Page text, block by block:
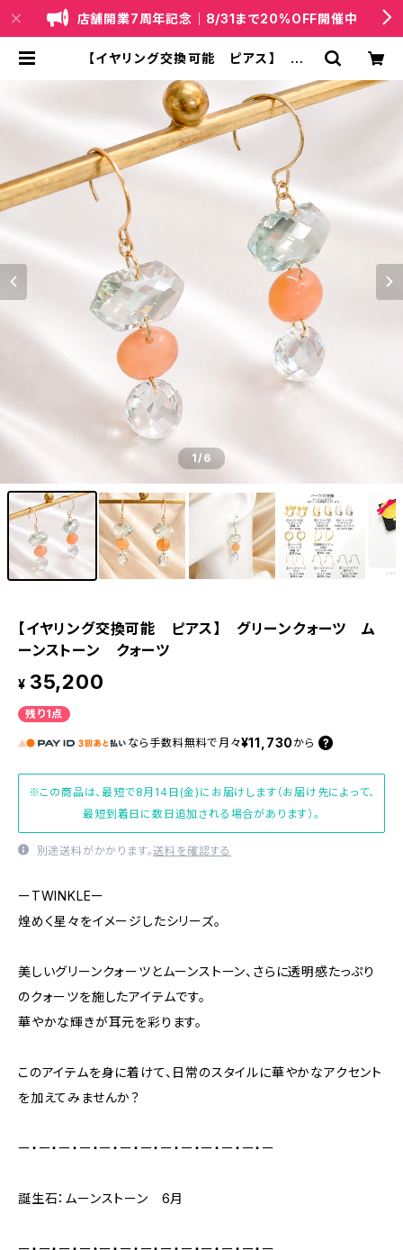
店舗開業7周年記念｜8/31まで20%OFF開催中
【イヤリング交換可能 ピアス】 グリ
ーツ | 天然石・国産ビーズジュエリー
｜lapis（ラピス）
1/6
【イヤリング交換可能 ピアス】 グリーンクォーツ ム
ーンストーン クォーツ
¥ 35,200
残り1点
なら 手数料無料で 月々¥11,730 から
※この商品は、最短で8月14日(金)にお届けします（お届け先によって、
最短到着日に数日追加される場合があります）。
別途送料がかかります。送料を確認する
ーTWINKLEー
煌めく星々をイメージしたシリーズ。
美しいグリーンクォーツとムーンストーン、さらに透明感たっぷり
のクォーツを施したアイテムです。
華やかな輝きが耳元を彩ります。
このアイテムを身に着けて、日常のスタイルに華やかなアクセント
を加えてみませんか？
ー・ー・ー・ー・ー・ー・ー・ー・ー・ー・ー・ー・ー
誕生石：ムーンストーン 6月